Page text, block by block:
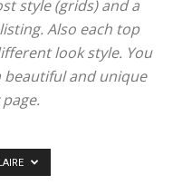
style (grids) and a
Also each top
look style. You
beautiful and unique